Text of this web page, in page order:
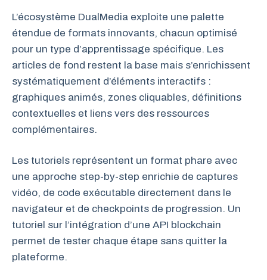
L’écosystème DualMedia exploite une palette
étendue de formats innovants, chacun optimisé
pour un type d’apprentissage spécifique. Les
articles de fond restent la base mais s’enrichissent
systématiquement d’éléments interactifs :
graphiques animés, zones cliquables, définitions
contextuelles et liens vers des ressources
complémentaires.
Les tutoriels représentent un format phare avec
une approche step-by-step enrichie de captures
vidéo, de code exécutable directement dans le
navigateur et de checkpoints de progression. Un
tutoriel sur l’intégration d’une API blockchain
permet de tester chaque étape sans quitter la
plateforme.